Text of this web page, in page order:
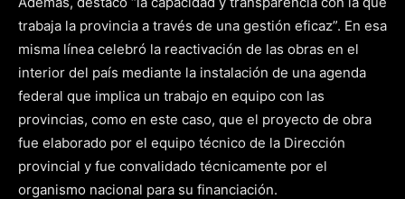
trabaja la provincia a través de una gestión eficaz”. En esa
misma línea celebró la reactivación de las obras en el
interior del país mediante la instalación de una agenda
federal que implica un trabajo en equipo con las
provincias, como en este caso, que el proyecto de obra
fue elaborado por el equipo técnico de la Dirección
provincial y fue convalidado técnicamente por el
organismo nacional para su financiación.